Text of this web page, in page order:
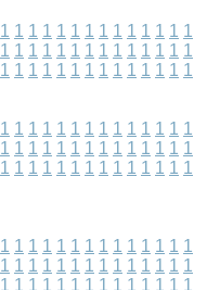
1 1 1 1 1 1 1 1 1 1 1 1 1 1
1 1 1 1 1 1 1 1 1 1 1 1 1 1
1 1 1 1 1 1 1 1 1 1 1 1 1 1
1 1 1 1 1 1 1 1 1 1 1 1 1 1
1 1 1 1 1 1 1 1 1 1 1 1 1 1
1 1 1 1 1 1 1 1 1 1 1 1 1 1
1 1 1 1 1 1 1 1 1 1 1 1 1 1
1 1 1 1 1 1 1 1 1 1 1 1 1 1
1 1 1 1 1 1 1 1 1 1 1 1 1 1